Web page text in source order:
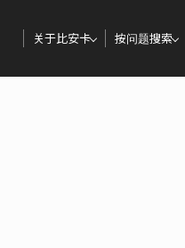
关于比安卡 按问题搜索